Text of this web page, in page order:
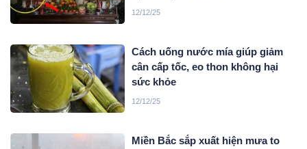
12/12/25
Cách uống nước mía giúp giảm
cân cấp tốc, eo thon không hại
sức khỏe
12/12/25
Miền Bắc sắp xuất hiện mưa to